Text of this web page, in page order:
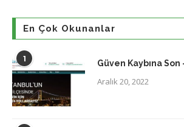
En Çok Okunanlar
1 Güven Kaybına Son
Aralık 20, 2022